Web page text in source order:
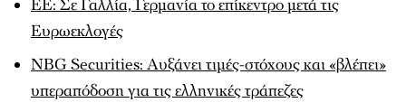
ΕΕ: Σε Γαλλία, Γερμανία το επίκεντρο μετά τις
Ευρωεκλογές
NBG Securities: Αυξάνει τιμές-στόχους και «βλέπει»
υπεραπόδοση για τις ελληνικές τράπεζες